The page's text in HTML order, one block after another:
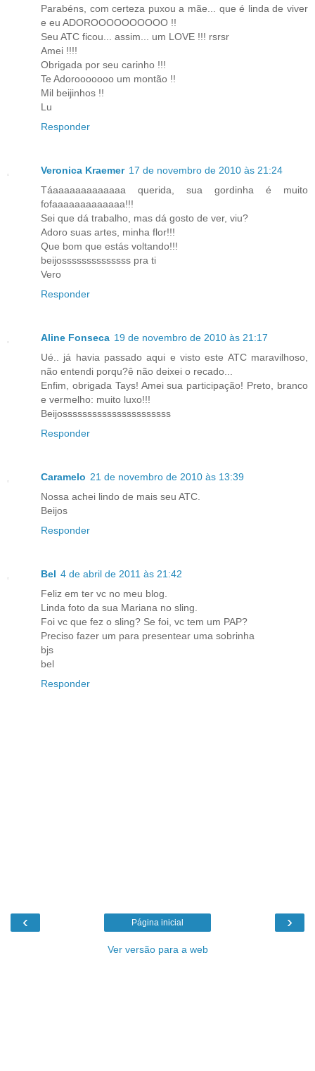
Parabéns, com certeza puxou a mãe... que é linda de viver
e eu ADOROOOOOOOOOO !!
Seu ATC ficou... assim... um LOVE !!! rsrsr
Amei !!!!
Obrigada por seu carinho !!!
Te Adorooooooo um montão !!
Mil beijinhos !!
Lu
Responder
Veronica Kraemer 17 de novembro de 2010 às 21:24
Táaaaaaaaaaaaaa querida, sua gordinha é muito
fofaaaaaaaaaaaaa!!!
Sei que dá trabalho, mas dá gosto de ver, viu?
Adoro suas artes, minha flor!!!
Que bom que estás voltando!!!
beijossssssssssssss pra ti
Vero
Responder
Aline Fonseca 19 de novembro de 2010 às 21:17
Ué.. já havia passado aqui e visto este ATC maravilhoso,
não entendi porqu?ê não deixei o recado...
Enfim, obrigada Tays! Amei sua participação! Preto, branco
e vermelho: muito luxo!!!
Beijossssssssssssssssssssss
Responder
Caramelo 21 de novembro de 2010 às 13:39
Nossa achei lindo de mais seu ATC.
Beijos
Responder
Bel 4 de abril de 2011 às 21:42
Feliz em ter vc no meu blog.
Linda foto da sua Mariana no sling.
Foi vc que fez o sling? Se foi, vc tem um PAP?
Preciso fazer um para presentear uma sobrinha
bjs
bel
Responder
‹ ›
Página inicial
Ver versão para a web